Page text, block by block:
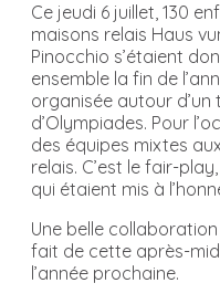
Ce jeudi 6 juillet, 130
maisons relais Haus
Pinocchio s’étaient
ensemble la fin de
organisée autour
d’Olympiades. Pour
des équipes mixtes
relais. C’est le fair-
qui étaient mis à
Une belle
fait de cette après-
l’année prochaine.